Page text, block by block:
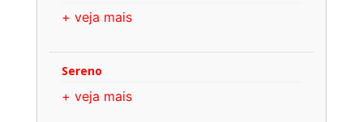
+ veja mais
Sereno
+ veja mais